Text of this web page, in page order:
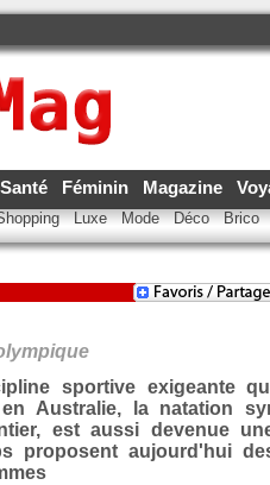
Santé Féminin Magazine
Luxe Mode Déco Brico
sportive exigeante
Australie, la natation
est aussi devenue
proposent aujourd'hui